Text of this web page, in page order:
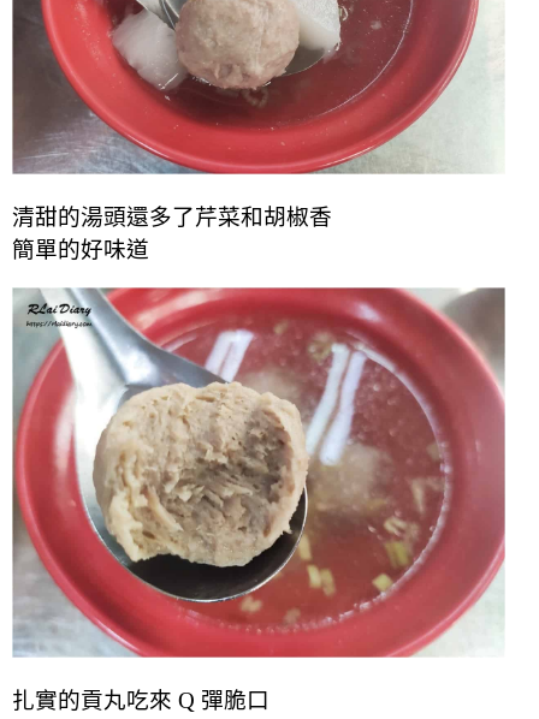
清甜的湯頭還多了芹菜和胡椒香
簡單的好味道
扎實的貢丸吃來 Q 彈脆口